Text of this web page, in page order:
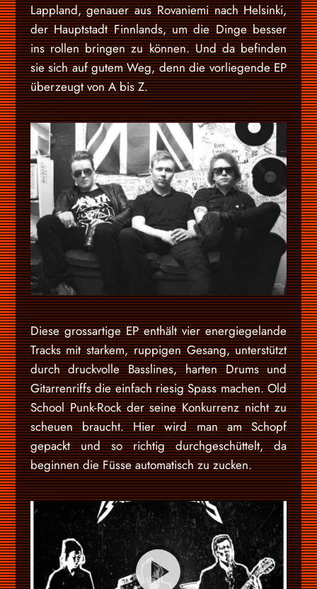
Lappland, genauer aus Rovaniemi nach Helsinki,
der Hauptstadt Finnlands, um die Dinge besser
ins rollen bringen zu können. Und da befinden
sie sich auf gutem Weg, denn die vorliegende EP
überzeugt von A bis Z.
Diese grossartige EP enthält vier energiegelande
Tracks mit starkem, ruppigen Gesang, unterstützt
durch druckvolle Basslines, harten Drums und
Gitarrenriffs die einfach riesig Spass machen. Old
School Punk-Rock der seine Konkurrenz nicht zu
scheuen braucht. Hier wird man am Schopf
gepackt und so richtig durchgeschüttelt, da
beginnen die Füsse automatisch zu zucken.